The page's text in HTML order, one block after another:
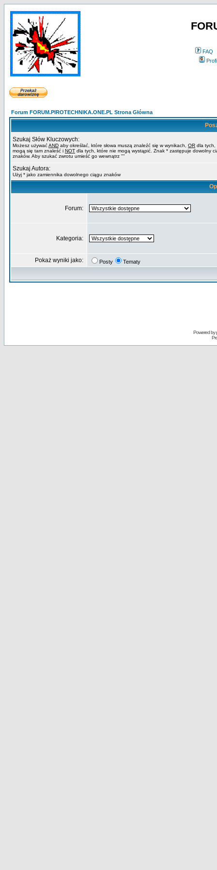
FAQ
Forum FORUM.PIROTECHNIKA.ONE.PL Strona Główna
Szukaj Słów Kluczowych:
Możesz używaćAND aby określać, które słowa muszą znaleźć się w wynikach, OR dla tych,
mogą się tam znaleść i NOT dla tych, które nie mogą wystąpić. Znak * zastępuje dowolny
znaków. Aby szukać zwrotu umieść go wewnątrz ""
Szukaj Autora:
Użyj * jako zamiennika dowolnego ciągu znaków
Forum:
Kategoria:
Pokaż wyniki jako: Posty Tematy
Powered by